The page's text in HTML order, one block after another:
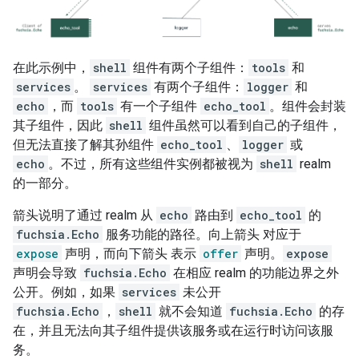
在此示例中， shell 组件有两个子组件： tools 和
services 。 services 有两个子组件： logger 和
echo
，而 tools 有一个子组件 echo_tool 。组件会封装
其子组件，因此 shell 组件虽然可以看到自己的子组件，
但无法直接了解其孙组件 echo_tool 、 logger 或
echo 。不过，所有这些组件实例都被视为 shell realm
的一部分。
箭头说明了通过 realm 从 echo 路由到 echo_tool 的
fuchsia.Echo 服务功能的路径。向上箭头 对应于
expose 声明，而向下箭头 表示 offer 声明。
expose
声明会导致 fuchsia.Echo 在相应 realm 的功能边界之外
公开。例如，如果 services 未公开
fuchsia.Echo
， shell 就不会知道 fuchsia.Echo 的存
在，并且无法向其子组件提供该服务或在运行时访问该服
务。